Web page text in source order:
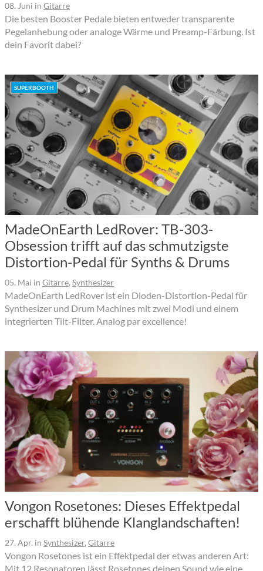
08. Juni in Gitarre
Die besten Booster Pedale bieten entweder transparente
Pegelanhebung oder analoge Wärme und Preamp-Färbung. Ist
dein Favorit dabei?
SUPERBOOTH
MadeOnEarth LedRover: TB-303-
Obsession trifft auf das schmutzigste
Distortion-Pedal für Synths & Drums
05. Mai in Gitarre, Synthesizer
MadeOnEarth LedRover ist ein Dioden-Distortion-Pedal für
Synthesizer und Drum Machines mit zwei Modi und einem
integrierten Tilt-Filter. Analog par excellence!
Vongon Rosetones: Dieses Effektpedal
erschafft blühende Klanglandschaften!
27. Apr. in Synthesizer, Gitarre
Vongon Rosetones ist ein Effektpedal der etwas anderen Art:
Mit 12 Resonatoren lässt Rosetones deinen Sound wie eine